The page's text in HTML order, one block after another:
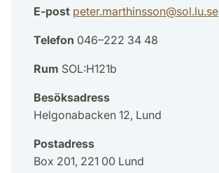
E-post peter.marthinsson@sol.lu.se
Telefon 046–222 34 48
Rum SOL:H121b
Besöksadress
Helgonabacken 12, Lund
Postadress
Box 201, 221 00 Lund